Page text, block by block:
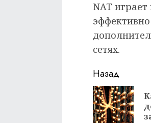
NAT
сетях.
чтение
Назад